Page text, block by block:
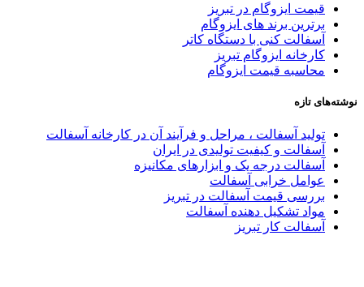
قیمت ایزوگام در تبریز
برترین برند های ایزوگام
آسفالت کنی با دستگاه کاتر
کارخانه ایزوگام تبریز
محاسبه قیمت ایزوگام
نوشته‌های تازه
تولید آسفالت ، مراحل و فرآیند آن در کارخانه آسفالت
آسفالت و کیفیت تولیدی در ایران
آسفالت درجه یک و ابزارهای مکانیزه
عوامل خرابی آسفالت
بررسی قیمت آسفالت در تبریز
مواد تشکیل دهنده آسفالت
آسفالت کار تبریز